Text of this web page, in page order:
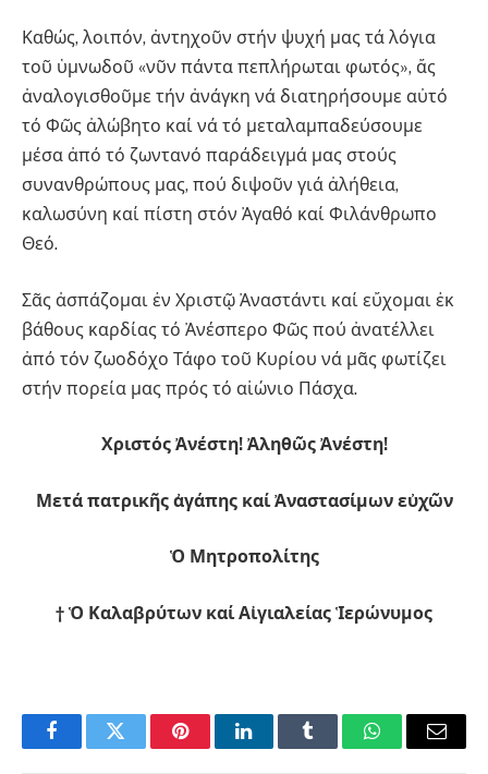
Καθώς, λοιπόν, ἀντηχοῦν στήν ψυχή μας τά λόγια
τοῦ ὑμνωδοῦ «νῦν πάντα πεπλήρωται φωτός», ἄς
ἀναλογισθοῦμε τήν ἀνάγκη νά διατηρήσουμε αὐτό
τό Φῶς ἀλώβητο καί νά τό μεταλαμπαδεύσουμε
μέσα ἀπό τό ζωντανό παράδειγμά μας στούς
συνανθρώπους μας, πού διψοῦν γιά ἀλήθεια,
καλωσύνη καί πίστη στόν Ἀγαθό καί Φιλάνθρωπο
Θεό.
Σᾶς ἀσπάζομαι ἐν Χριστῷ Ἀναστάντι καί εὔχομαι ἐκ
βάθους καρδίας τό Ἀνέσπερο Φῶς πού ἀνατέλλει
ἀπό τόν ζωοδόχο Τάφο τοῦ Κυρίου νά μᾶς φωτίζει
στήν πορεία μας πρός τό αἰώνιο Πάσχα.
Χριστός Ἀνέστη! Ἀληθῶς Ἀνέστη!
Μετά πατρικῆς ἀγάπης καί Ἀναστασίμων εὐχῶν
Ὁ Μητροπολίτης
† Ὁ Καλαβρύτων καί Αἰγιαλείας Ἱερώνυμος
FacebookTwitter PinterestLinkedInTumblr WhatsAppEmail